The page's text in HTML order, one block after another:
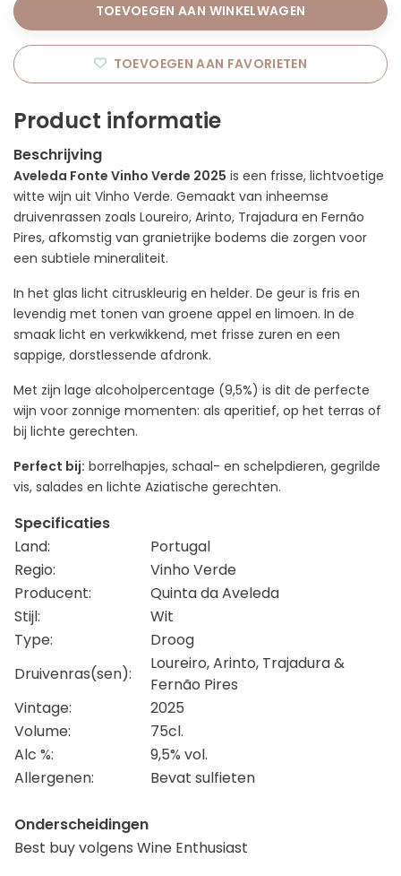
TOEVOEGEN AAN WINKELWAGEN
TOEVOEGEN AAN FAVORIETEN
Product informatie
Beschrijving
Aveleda Fonte Vinho Verde 2025 is een frisse, lichtvoetige
witte wijn uit Vinho Verde. Gemaakt van inheemse
druivenrassen zoals Loureiro, Arinto, Trajadura en Fernão
Pires, afkomstig van granietrijke bodems die zorgen voor
een subtiele mineraliteit.
In het glas licht citruskleurig en helder. De geur is fris en
levendig met tonen van groene appel en limoen. In de
smaak licht en verkwikkend, met frisse zuren en een
sappige, dorstlessende afdronk.
Met zijn lage alcoholpercentage (9,5%) is dit de perfecte
wijn voor zonnige momenten: als aperitief, op het terras of
bij lichte gerechten.
Perfect bij: borrelhapjes, schaal- en schelpdieren, gegrilde
vis, salades en lichte Aziatische gerechten.
Specificaties
Land:
Portugal
Regio:
Vinho Verde
Producent:
Quinta da Aveleda
Stijl:
Wit
Type:
Droog
Druivenras(sen):
Loureiro, Arinto, Trajadura &
Fernão Pires
Vintage:
2025
Volume:
75cl.
Alc %:
9,5% vol.
Allergenen:
Bevat sulfieten
Onderscheidingen
Best buy volgens Wine Enthusiast